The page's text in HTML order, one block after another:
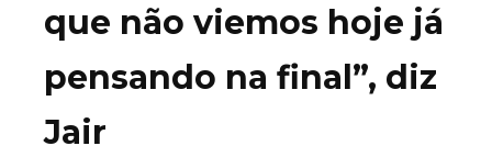
que não viemos hoje já
pensando na final”, diz
Jair